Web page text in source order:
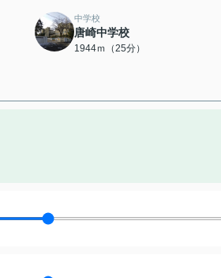
中学校
唐崎中学校
1944ｍ（25分）